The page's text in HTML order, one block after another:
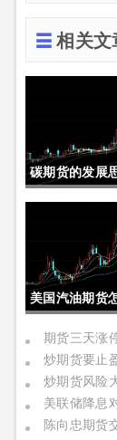
相关
碳期货的发展
中国的发展)
美国汽油期货
油期货价格)
陈向忠期货